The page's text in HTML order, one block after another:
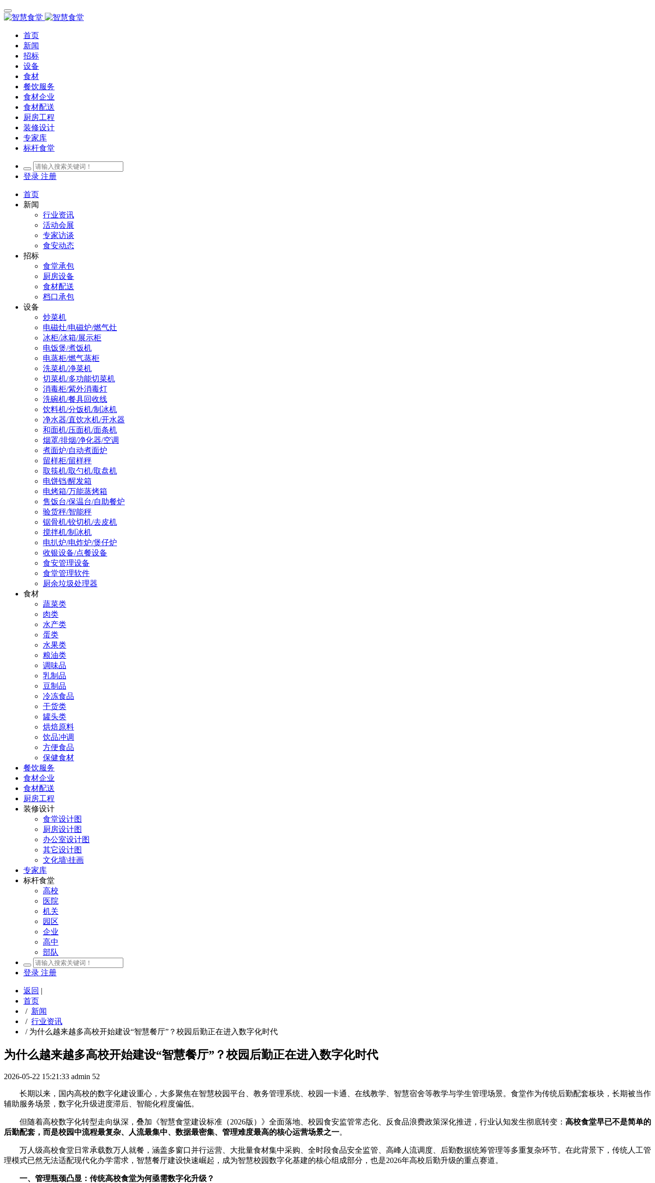
首页
新闻
招标
设备
食材
餐饮服务
食材企业
食材配送
厨房工程
装修设计
专家库
标杆食堂
登录 注册
首页
新闻
行业资讯
活动会展
专家访谈
食安动态
招标
食堂承包
厨房设备
食材配送
档口承包
设备
炒菜机
电磁灶/电磁炉/燃气灶
冰柜/冰箱/展示柜
电饭煲/煮饭机
电蒸柜/燃气蒸柜
洗菜机/净菜机
切菜机/多功能切菜机
消毒柜/紫外消毒灯
洗碗机/餐具回收线
饮料机/分饭机/制冰机
净水器/直饮水机/开水器
和面机/压面机/面条机
烟罩/排烟/净化器/空调
煮面炉/自动煮面炉
留样柜/留样秤
取筷机/取勺机/取盘机
电饼铛/醒发箱
电烤箱/万能蒸烤箱
售饭台/保温台/自助餐炉
验货秤/智能秤
锯骨机/铰切机/去皮机
搅拌机/制冰机
电扒炉/电炸炉/煲仔炉
收银设备/点餐设备
食安管理设备
食堂管理软件
厨余垃圾处理器
食材
蔬菜类
肉类
水产类
蛋类
水果类
粮油类
调味品
乳制品
豆制品
冷冻食品
干货类
罐头类
烘焙原料
饮品冲调
方便食品
保健食材
餐饮服务
食材企业
食材配送
厨房工程
装修设计
食堂设计图
厨房设计图
办公室设计图
其它设计图
文化墙\挂画
专家库
标杆食堂
高校
医院
机关
园区
企业
高中
部队
登录 注册
返回 |
首页
/ 新闻
/ 行业资讯
/ 为什么越来越多高校开始建设“智慧餐厅”？校园后勤正在进入数字化时代
为什么越来越多高校开始建设“智慧餐厅”？校园后勤正在进入数字化时代
2026-05-22 15:21:33 admin 52
长期以来，国内高校的数字化建设重心，大多聚焦在智慧校园平台、教务管理系统、校园一卡通、在线教学、智慧宿舍等教学与学生管理场景。食堂作为传统后勤配套板块，长期被当作
辅助服务场景，数字化升级进度滞后、智能化程度偏低。
但随着高校数字化转型走向纵深，叠加《智慧食堂建设标准（2026版）》全面落地、校园食安监管常态化、反食品浪费政策深化推进，行业认知发生彻底转变： 高校食堂早已不是简单的
后勤配套，而是校园中流程最复杂、人流最集中、数据最密集、管理难度最高的核心运营场景之一。
万人级高校食堂日常承载数万人就餐，涵盖多窗口并行运营、大批量食材集中采购、全时段食品安全监管、高峰人流调度、后勤数据统筹管理等多重复杂环节。在此背景下，传统人工管
理模式已然无法适配现代化办学需求，智慧餐厅建设快速崛起，成为智慧校园数字化基建的核心组成部分，也是2026年高校后勤升级的重点赛道。
一、管理瓶颈凸显：传统高校食堂为何亟需数字化升级？